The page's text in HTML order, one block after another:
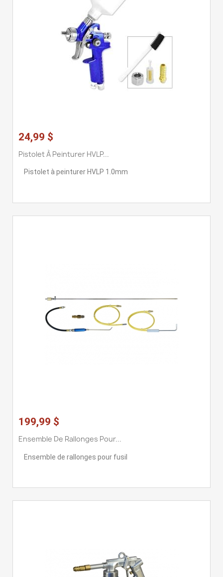
24,99 $
Pistolet À Peinturer HVLP...
Pistolet à peinturer HVLP 1.0mm
199,99 $
Ensemble De Rallonges Pour...
Ensemble de rallonges pour fusil